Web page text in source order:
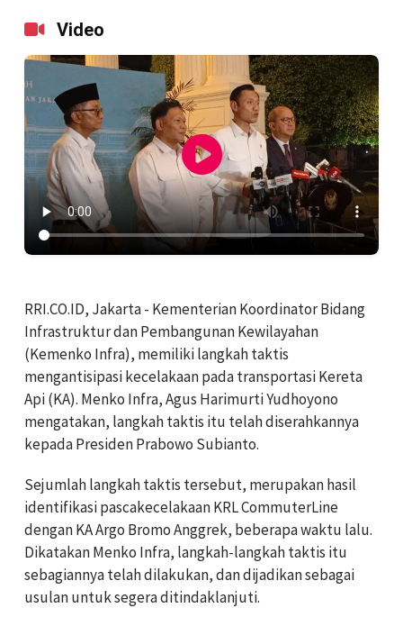
Video
RRI.CO.ID, Jakarta - Kementerian Koordinator Bidang
Infrastruktur dan Pembangunan Kewilayahan
(Kemenko Infra), memiliki langkah taktis
mengantisipasi kecelakaan pada transportasi Kereta
Api (KA). Menko Infra, Agus Harimurti Yudhoyono
mengatakan, langkah taktis itu telah diserahkannya
kepada Presiden Prabowo Subianto.
Sejumlah langkah taktis tersebut, merupakan hasil
identifikasi pascakecelakaan KRL CommuterLine
dengan KA Argo Bromo Anggrek, beberapa waktu lalu.
Dikatakan Menko Infra, langkah-langkah taktis itu
sebagiannya telah dilakukan, dan dijadikan sebagai
usulan untuk segera ditindaklanjuti.